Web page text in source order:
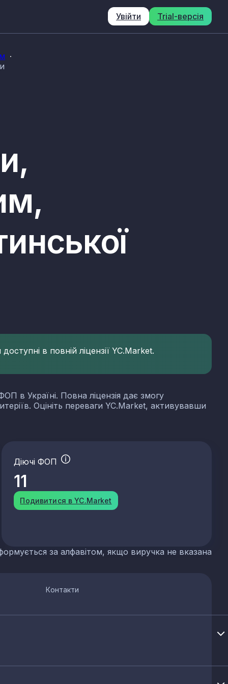
Увійти Trial-версія
в повній ліцензії YC.Market.
в Україні. Повна ліцензія дає змогу
Оцініть переваги YC.Market, активувавши
Діючі ФОП
11
Подивитися в YC.Market
за алфавітом, якщо виручка не вказана
Контакти